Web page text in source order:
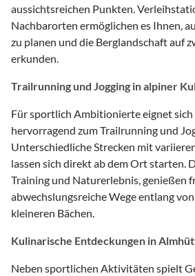
aussichtsreichen Punkten.
Nachbarorten ermöglichen es Ihnen,
zu planen und die Berglandschaft auf
erkunden.
Trailrunning und Jogging in alpiner
Für sportlich Ambitionierte eignet
hervorragend zum Trailrunning und
Unterschiedliche Strecken mit
lassen sich direkt ab dem Ort starten.
Training und Naturerlebnis, genießen
abwechslungsreiche Wege entlang
kleineren Bächen.
Kulinarische Entdeckungen in
Neben sportlichen Aktivitäten spielt